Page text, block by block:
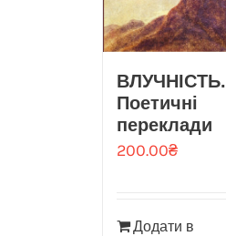
ВЛУЧНІСТЬ.
Поетичні
переклади
200.00₴
Додати в